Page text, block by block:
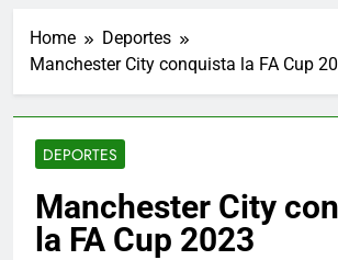
Home
Deportes
Manchester City conquista la FA Cup
DEPORTES
Manchester City
la FA Cup 2023